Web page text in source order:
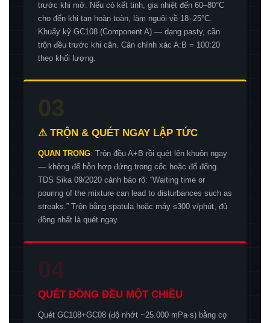
trước khi mở. Nếu có kết tinh, gia nhiệt đến 60–80°C
cho đến khi tan hoàn toàn, làm nguội về 18–25°C.
Khuấy kỹ GC108 (Component A) — dạng pasty, cần
trộn đều trước khi cân. Cân chính xác A:B = 100:20
theo khối lượng.
⚠ TRỘN & QUÉT NGAY LẬP TỨC
QUAN TRỌNG: Trộn đều A+B rồi quét lên khuôn ngay
— không để hỗn hợp đứng trong cốc hoặc đổ đống.
TDS Sika 09/2020 cảnh báo rõ: “Waiting time or
pouring of the mixture can lead to disturbances such as
streaks.” Trộn bằng spatula hoặc máy ≤300 v/phút, đủ
đồng nhất là quét ngay.
04
QUÉT ĐỒNG ĐỀU MỘT CHIỀU
Quét GC108+GC08 (độ nhớt ~25.000 mPa·s) bằng cọ